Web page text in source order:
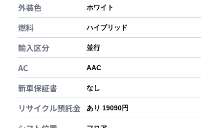
外装色 ホワイト
燃料 ハイブリッド
輸入区分 並行
AC AAC
新車保証書 なし
リサイクル預託金 あり 19090円